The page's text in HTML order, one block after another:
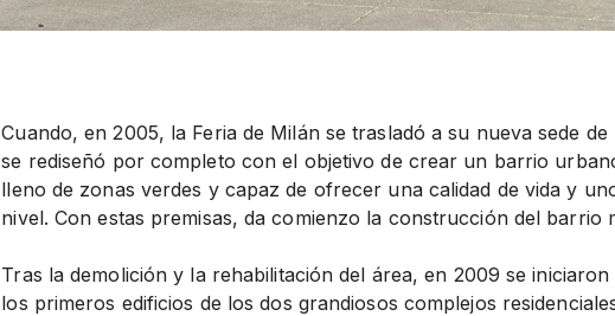
Cuando, en 2005, la Feria de Milán se trasladó a su nueva sede
se rediseñó por completo con el objetivo de crear un barrio
lleno de zonas verdes y capaz de ofrecer una calidad de vida y
nivel. Con estas premisas, da comienzo la construcción del barrio
Tras la demolición y la rehabilitación del área, en 2009 se
los primeros edificios de los dos grandiosos complejos